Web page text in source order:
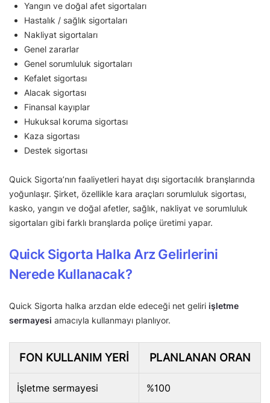
Yangın ve doğal afet sigortaları
Hastalık / sağlık sigortaları
Nakliyat sigortaları
Genel zararlar
Genel sorumluluk sigortaları
Kefalet sigortası
Alacak sigortası
Finansal kayıplar
Hukuksal koruma sigortası
Kaza sigortası
Destek sigortası
Quick Sigorta’nın faaliyetleri hayat dışı sigortacılık branşlarında
yoğunlaşır. Şirket, özellikle kara araçları sorumluluk sigortası,
kasko, yangın ve doğal afetler, sağlık, nakliyat ve sorumluluk
sigortaları gibi farklı branşlarda poliçe üretimi yapar.
Quick Sigorta Halka Arz Gelirlerini
Nerede Kullanacak?
Quick Sigorta halka arzdan elde edeceği net geliri işletme
sermayesi amacıyla kullanmayı planlıyor.
FON KULLANIM YERI PLANLANAN ORAN
İşletme sermayesi %100